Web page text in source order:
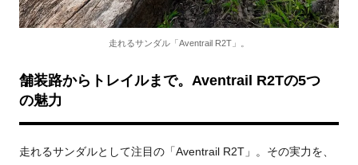
走れるサンダル「Aventrail R2T」。
舗装路からトレイルまで。Aventrail R2Tの5つ
の魅力
走れるサンダルとして注目の「Aventrail R2T」。その実力を、